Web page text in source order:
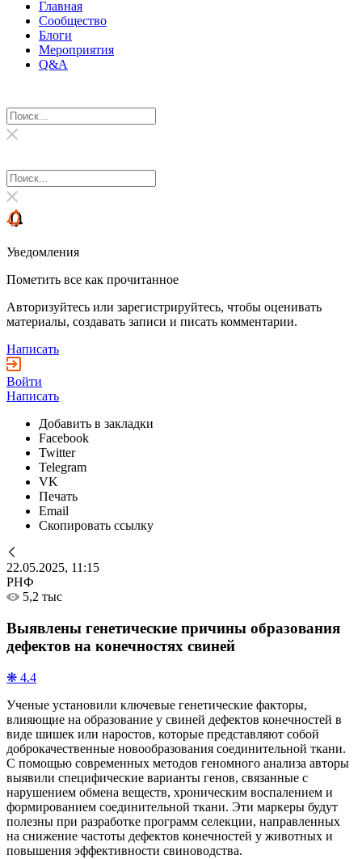
Главная
Сообщество
Блоги
Мероприятия
Q&A
Уведомления
Пометить все как прочитанное
Авторизуйтесь или зарегистрируйтесь, чтобы оценивать
материалы, создавать записи и писать комментарии.
Написать
Войти
Написать
Добавить в закладки
Facebook
Twitter
Telegram
VK
Печать
Email
Скопировать ссылку
22.05.2025, 11:15
РНФ
5,2 тыс
Выявлены генетические причины образования
дефектов на конечностях свиней
❋ 4.4
Ученые установили ключевые генетические факторы,
влияющие на образование у свиней дефектов конечностей в
виде шишек или наростов, которые представляют собой
доброкачественные новообразования соединительной ткани.
С помощью современных методов геномного анализа авторы
выявили специфические варианты генов, связанные с
нарушением обмена веществ, хроническим воспалением и
формированием соединительной ткани. Эти маркеры будут
полезны при разработке программ селекции, направленных
на снижение частоты дефектов конечностей у животных и
повышения эффективности свиноводства.